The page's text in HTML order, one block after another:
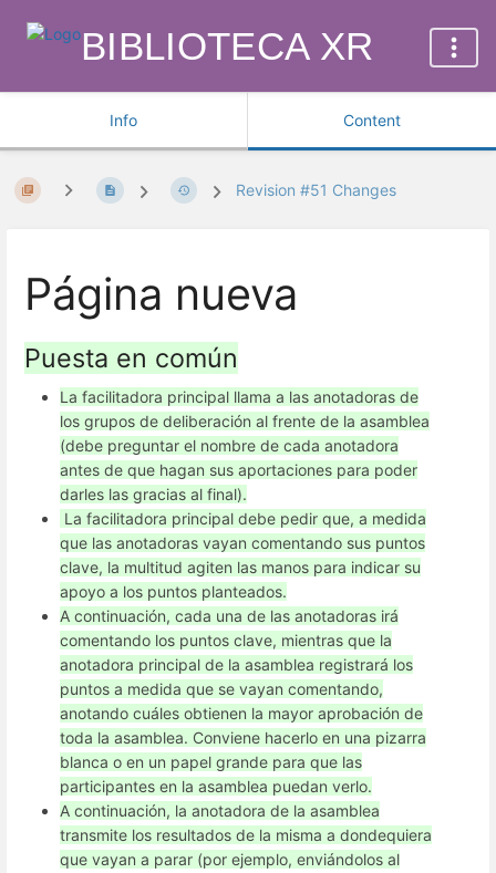
BIBLIOTECA XR
Info Content
Revision #51 Changes
Página nueva
Puesta en común
La facilitadora principal llama a las anotadoras de
los grupos de deliberación al frente de la asamblea
(debe preguntar el nombre de cada anotadora
antes de que hagan sus aportaciones para poder
darles las gracias al final).
La facilitadora principal debe pedir que, a medida
que las anotadoras vayan comentando sus puntos
clave, la multitud agiten las manos para indicar su
apoyo a los puntos planteados.
A continuación, cada una de las anotadoras irá
comentando los puntos clave, mientras que la
anotadora principal de la asamblea registrará los
puntos a medida que se vayan comentando,
anotando cuáles obtienen la mayor aprobación de
toda la asamblea. Conviene hacerlo en una pizarra
blanca o en un papel grande para que las
participantes en la asamblea puedan verlo.
A continuación, la anotadora de la asamblea
transmite los resultados de la misma a dondequiera
que vayan a parar (por ejemplo, enviándolos al